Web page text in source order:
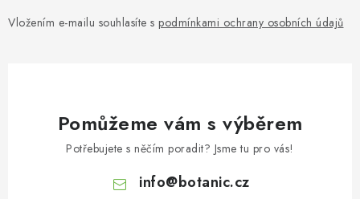
Vložením e-mailu souhlasíte s podmínkami ochrany osobních údajů
Pomůžeme vám s výběrem
Potřebujete s něčím poradit? Jsme tu pro vás!
info@botanic.cz